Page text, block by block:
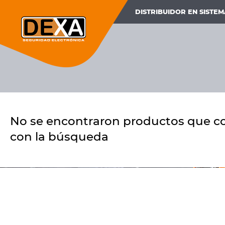
DISTRIBUIDOR EN
No se encontraron productos que
con la búsqueda